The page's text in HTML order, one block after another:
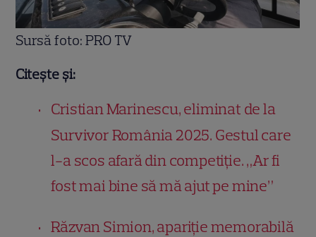
Sursă foto: PRO TV
Citește și:
Cristian Marinescu, eliminat de la
Survivor România 2025. Gestul care
l-a scos afară din competiție. „Ar fi
fost mai bine să mă ajut pe mine”
Răzvan Simion, apariție memorabilă